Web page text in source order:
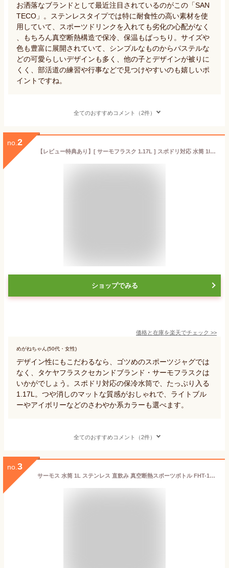
お洒落なブランドとして最近注目されているのがこの「SAN
TECO」。ステンレスタイプでは特に耐食性の高い素材を使
用していて、スポーツドリンクを入れても劣化の心配がなく
、もちろん真空断熱構造で保冷、保温もばっちり。サイズや
色も豊富に展開されていて、シンプルなものからパステルな
どの可愛らしいデザインも多く、他の子とデザインが被りに
くく、部活道の練習や行事などで見つけやすいのも嬉しいポ
イントですね。
全てのおすすめコメント（2件）
no. 2
【レビュー特典あり】[ サーモフラスク 1.17L ] スポドリ対応 水筒 1l 1L 1リットル スポーツ 大容量 直飲み スポーツドリンク 保冷 軽量 ボトル 部活 大人用水筒 ステンレスボトル 洗いやすい シンプル 真空 白 黒 ホワイト ブラック thermoflask タケヤ サーモ フラスク
ショップでみる
価格と在庫を楽天でチェック >>
めがねちゃん(50代・女性)
デザイン性にもこだわるなら、ゴツめのスポーツジャグでは
なく、タケヤフラスクセカンドブランド・サーモフラスクは
いかがでしょう。スポドリ対応の保冷水筒で、たっぷり入る
1.17L。つや消しのマットな質感がおしゃれで、ライトブル
ーやアイボリーなどのさわやか系カラーも選べます。
全てのおすすめコメント（2件）
no. 3
サーモス 水筒 1L ステンレス 直飲み 真空断熱スポーツボトル FHT-1002F （ THERMOS 保冷専用 ワンタッチ ステンレスボトル スポーツドリンク対応 大容量 軽量 ワンプッシュ 魔法瓶 スポーツ飲料対応 スポーツボトル 子供 ）